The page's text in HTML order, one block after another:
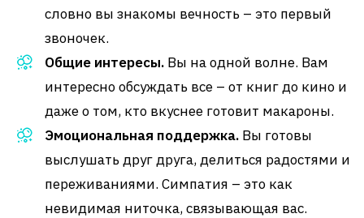
словно вы знакомы вечность – это первый
звоночек.
Общие интересы. Вы на одной волне. Вам
интересно обсуждать все – от книг до кино и
даже о том, кто вкуснее готовит макароны.
Эмоциональная поддержка. Вы готовы
выслушать друг друга, делиться радостями и
переживаниями. Симпатия – это как
невидимая ниточка, связывающая вас.